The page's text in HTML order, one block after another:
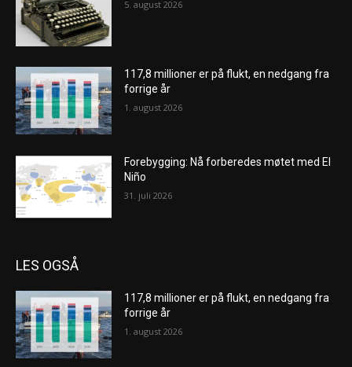
5. august 2026
117,8 millioner er på flukt, en nedgang fra
forrige år
1. august 2026
Forebygging: Nå forberedes møtet med El
Niño
31. juli 2026
LES OGSÅ
117,8 millioner er på flukt, en nedgang fra
forrige år
1. august 2026